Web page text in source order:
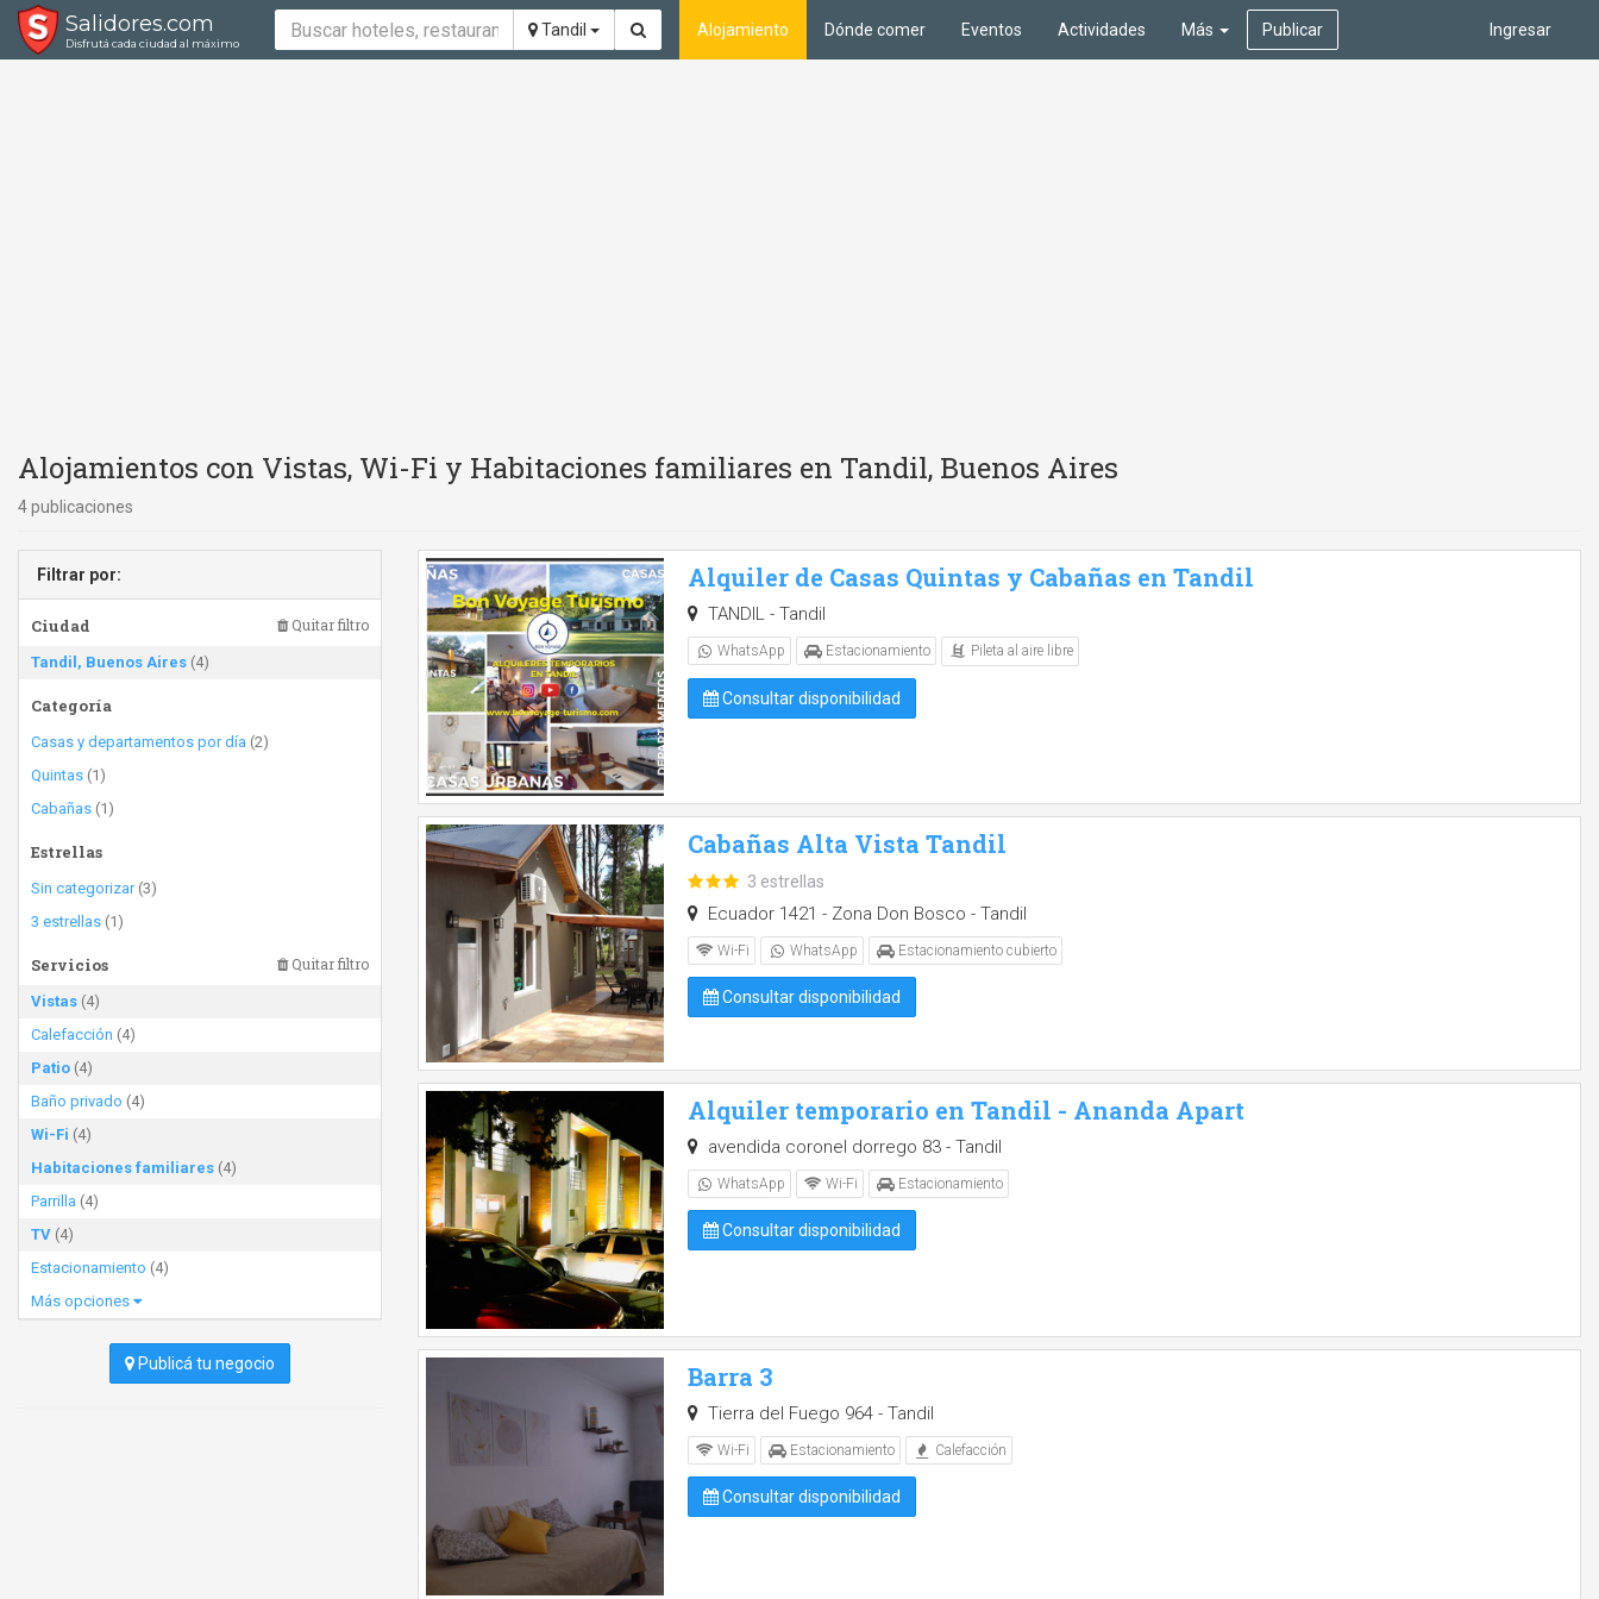
Salidores.com
Disfrutá cada ciudad al máximo
Tandil Ingresar
Alojamiento Dónde comer Eventos Actividades Más Publicar
Alojamientos con Vistas, Wi-Fi y Habitaciones familiares en Tandil, Buenos Aires
4 publicaciones
Filtrar por:
Ciudad Quitar filtro
Tandil, Buenos Aires (4)
Categoría
Casas y departamentos por día (2)
Quintas (1)
Cabañas (1)
Estrellas
Sin categorizar(3)
3 estrellas (1)
Servicios Quitar filtro
Vistas (4)
Calefacción (4)
Patio (4)
Baño privado (4)
Wi-Fi (4)
Habitaciones familiares (4)
Parrilla (4)
TV (4)
Estacionamiento (4)
Más opciones
Publicá tu negocio
Alquiler de Casas Quintas y Cabañas en Tandil
TANDIL - Tandil
WhatsApp Estacionamiento Pileta al aire libre
Consultar disponibilidad
Cabañas Alta Vista Tandil
3 estrellas
Ecuador 1421 - Zona Don Bosco - Tandil
Wi-Fi WhatsApp Estacionamiento cubierto
Consultar disponibilidad
Alquiler temporario en Tandil - Ananda Apart
avendida coronel dorrego 83 - Tandil
WhatsApp Wi-Fi Estacionamiento
Consultar disponibilidad
Barra 3
Tierra del Fuego 964 - Tandil
Wi-Fi Estacionamiento Calefacción
Consultar disponibilidad